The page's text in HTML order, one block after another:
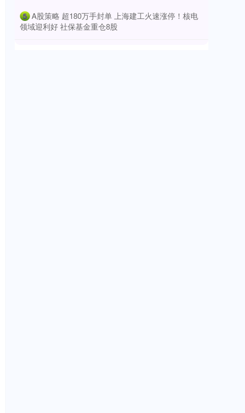
5 ​A股策略 超180万手封单 上海建工火速涨停！核电
领域迎利好 社保基金重仓8股